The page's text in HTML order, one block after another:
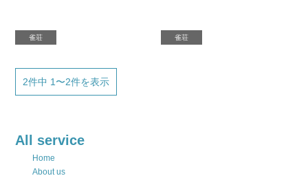
雀荘 雀荘
2件中 1〜2件を表示
All service
Home
About us